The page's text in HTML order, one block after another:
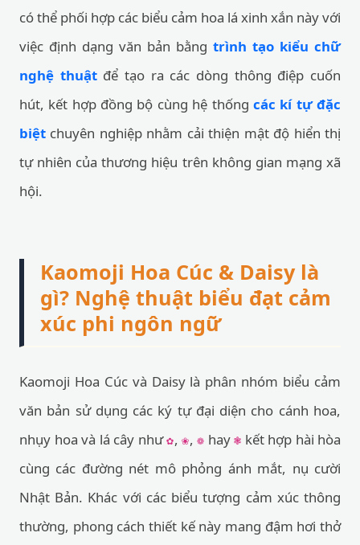
có thể phối hợp các biểu cảm hoa lá xinh xắn này với
việc định dạng văn bản bằng trình tạo kiểu chữ
nghệ thuậtđể tạo ra các dòng thông điệp cuốn
hút, kết hợp đồng bộ cùng hệ thống các kí tự đặc
biệt chuyên nghiệp nhằm cải thiện mật độ hiển thị
tự nhiên của thương hiệu trên không gian mạng xã
hội.
Kaomoji Hoa Cúc & Daisy là
gì? Nghệ thuật biểu đạt cảm
xúc phi ngôn ngữ
Kaomoji Hoa Cúc và Daisy là phân nhóm biểu cảm
văn bản sử dụng các ký tự đại diện cho cánh hoa,
nhụy hoa và lá cây như✿, ❀, ❁ hay ❃ kết hợp hài hòa
cùng các đường nét mô phỏng ánh mắt, nụ cười
Nhật Bản. Khác với các biểu tượng cảm xúc thông
thường, phong cách thiết kế này mang đậm hơi thở